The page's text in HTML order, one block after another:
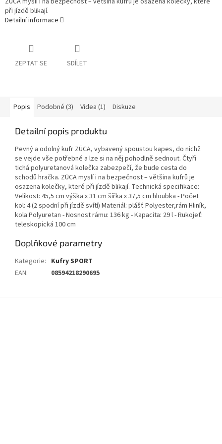
při jízdě blikají.
Detailní informace
ZEPTAT SE SDÍLET
Popis Podobné (3) Videa (1) Diskuze
Detailní popis produktu
Pevný a odolný kufr ZÜCA, vybavený spoustou kapes, do nichž
se vejde vše potřebné a lze si na něj pohodlně sednout. Čtyři
tichá polyuretanová kolečka zabezpečí, že bude cesta do
schodů hračka. ZÜCA myslí i na bezpečnost – většina kufrů je
osazena kolečky, které při jízdě blikají. Technická specifikace:
Velikost: 45,5 cm výška x 31 cm šířka x 37,5 cm hloubka - Počet
kol: 4 (2 spodní při jízdě svítí) Materiál: plášť Polyester,rám Hliník,
kola Polyuretan - Nosnost rámu: 136 kg - Kapacita: 29 l - Rukojeť:
teleskopická 100 cm
Doplňkové parametry
Kategorie: Kufry SPORT
EAN: 08594218290695